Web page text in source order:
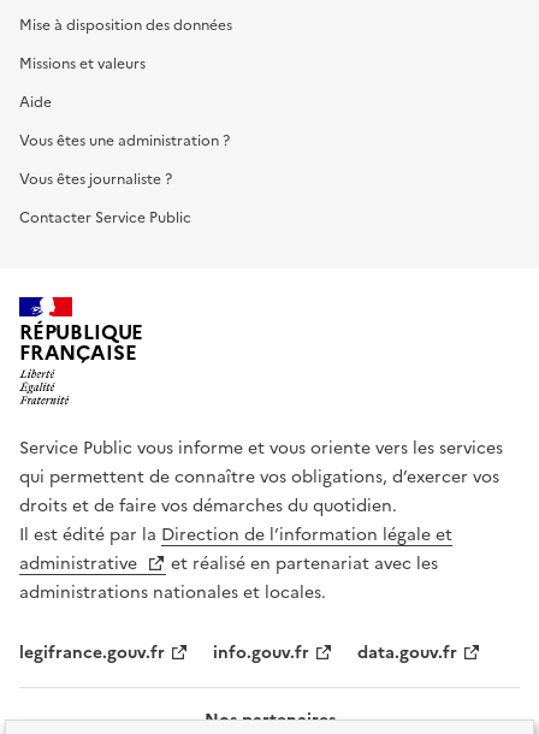
Mise à disposition des données
Missions et valeurs
Aide
Vous êtes une administration ?
Vous êtes journaliste ?
Contacter Service Public
RÉPUBLIQUE
FRANÇAISE
Service Public vous informe et vous oriente vers les services
qui permettent de connaître vos obligations, d’exercer vos
droits et de faire vos démarches du quotidien.
Il est édité par la Direction de l’information légale et
administrative
et réalisé en partenariat avec les
administrations nationales et locales.
legifrance.gouv.fr info.gouv.fr data.gouv.fr
Nos partenaires